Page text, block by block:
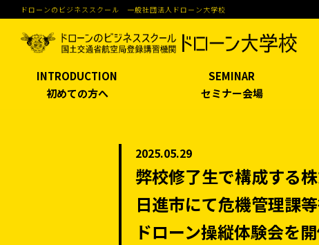
ドローンのビジネススクール 一般社団法人ドローン大学校
INTRODUCTION
初めての方へ
SEMINAR
セミナー会場
2025.05.29
弊校修了生で構成する
日進市にて危機管理課
ドローン操縦体験会を開